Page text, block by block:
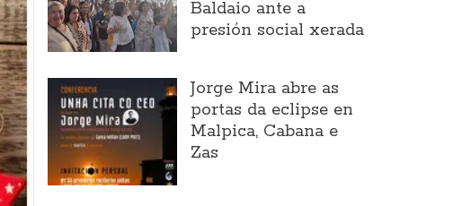
Baldaio ante a
presión social xerada
Jorge Mira abre as
portas da eclipse en
Malpica, Cabana e
Zas